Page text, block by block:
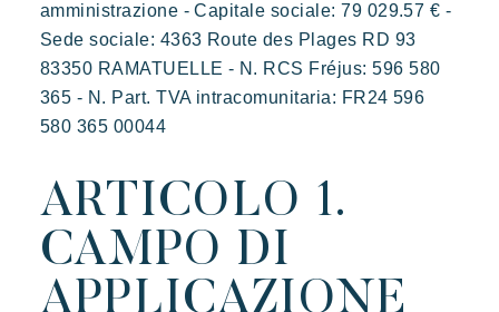
amministrazione - Capitale sociale: 79 029.57 € -
Sede sociale: 4363 Route des Plages RD 93
83350 RAMATUELLE - N. RCS Fréjus: 596 580
365 - N. Part. TVA intracomunitaria: FR24 596
580 365 00044
ARTICOLO 1.
CAMPO DI
APPLICAZIONE